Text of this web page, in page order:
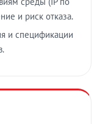
и риск отказа.
и спецификации